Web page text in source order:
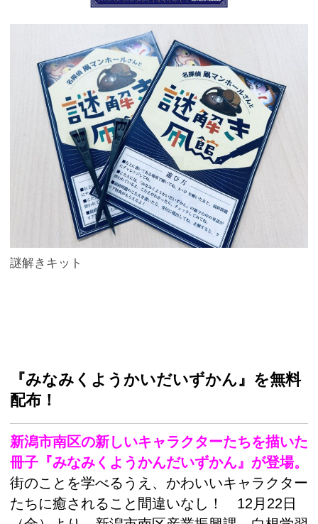
謎解きキット
『みなみくようかいだいずかん』を無料
配布！
新潟市南区の新しいキャラクターたちを描いた
冊子 『みなみくようかんだいずかん』 が登場。
街のことを学べるうえ、かわいいキャラクター
たちに癒されること間違いなし！ 12月22日